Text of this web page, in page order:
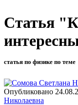
Статья
статья по физике по теме
Опубликовано
Николаевна